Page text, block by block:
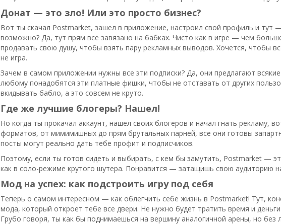
Донат — это зло! Или это просто бизнес?
Вот ты скачал Postmarket, зашел в приложение, настроил свой профиль и
возможно? Да, тут прям все завязано на бабках. Чисто как в игре — чем
продавать свою душу, чтобы взять пару рекламных выводов. Хочется, чтобы
не игра.
Зачем в самом приложении нужны все эти подписки? Да, они предлагают
любому понадобятся эти платные фишки, чтобы не отставать от других
вкидывать бабло, а это совсем не круто.
Где же лучшие блогеры? Нашел!
Но когда ты прокачал аккаунт, нашел своих блогеров и начал гнать рекламу,
форматов, от мимимишных до прям брутальных парней, все они готовы
посты могут реально дать тебе профит и подписчиков.
Поэтому, если ты готов сидеть и выбирать, с кем бы замутить, Postmarket —
как в соло-режиме крутого шутера. Понравится — затащишь свою аудиторию
Мод на успех: как подстроить игру под себя
Теперь о самом интересном — как облегчить себе жизнь в Postmarket! Тут,
мода, который откроет тебе все двери. Не нужно будет тратить время и
Грубо говоря, ты как бы поднимаешься на вершину аналогичной арены, но без